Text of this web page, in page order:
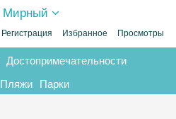
Мирный
Регистрация Избранное Просмотры
Достопримечательности
Пляжи Парки